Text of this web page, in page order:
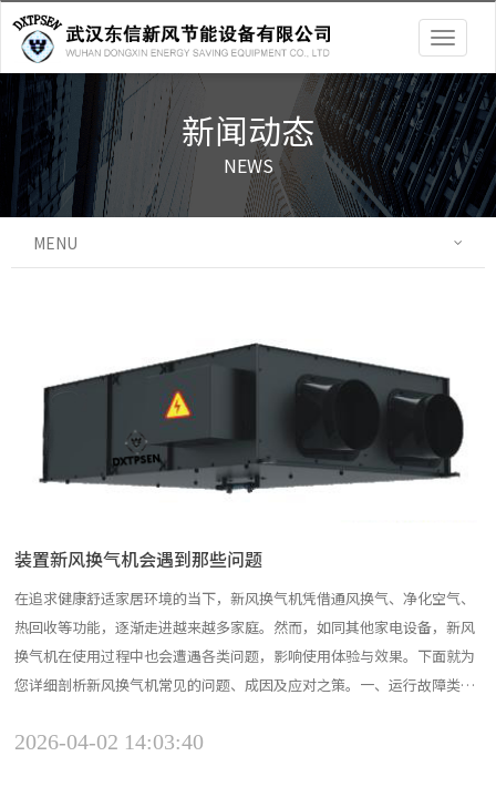
新闻动态
NEWS
MENU
装置新风换气机会遇到那些问题
在追求健康舒适家居环境的当下，新风换气机凭借通风换气、净化空气、
热回收等功能，逐渐走进越来越多家庭。然而，如同其他家电设备，新风
换气机在使用过程中也会遭遇各类问题，影响使用体验与效果。下面就为
您详细剖析新风换气机常见的问题、成因及应对之策。一、运行故障类问
面原因：电源故障：电源插头松动、开关未打开、电路断路或电源线破
2026-04-02 14:03:40